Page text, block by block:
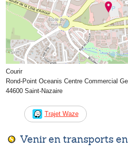
Courir
Rond-Point Oceanis Centre Commercial
44600 Saint-Nazaire
Trajet Waze
Venir en transports